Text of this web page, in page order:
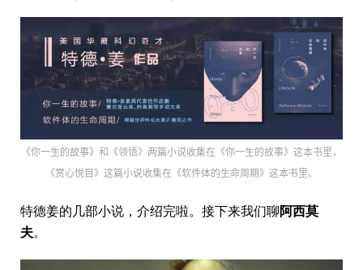
《你一生的故事》和《领悟》两篇小说收集在《你一生的故事》这本书里，
《赏心悦目》这篇小说收集在《软件体的生命周期》这本书里。
特德姜的几部小说，介绍完啦。接下来我们聊阿西莫
夫。